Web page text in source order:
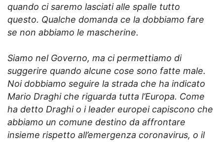
quando ci saremo lasciati alle spalle tutto
questo. Qualche domanda ce la dobbiamo fare
se non abbiamo le mascherine.
Siamo nel Governo, ma ci permettiamo di
suggerire quando alcune cose sono fatte male.
Noi dobbiamo seguire la strada che ha indicato
Mario Draghi che riguarda tutta l’Europa. Come
ha detto Draghi o i leader europei capiscono che
abbiamo un comune destino da affrontare
insieme rispetto all’emergenza coronavirus, o il